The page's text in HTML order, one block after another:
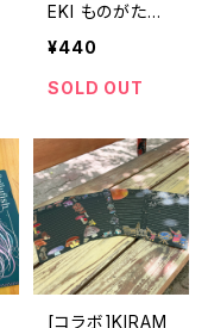
EKI ものがたり
メッセージカー
(Blue)
¥440
SOLD OUT
[コラボ]KIRAM